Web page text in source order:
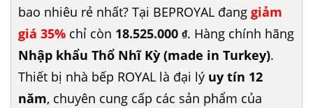
bao nhiêu rẻ nhất? Tại BEPROYAL đang giảm
giá 35% chỉ còn 18.525.000 ₫. Hàng chính hãng
Nhập khẩu Thổ Nhĩ Kỳ (made in Turkey).
Thiết bị nhà bếp ROYAL là đại lý uy tín 12
năm, chuyên cung cấp các sản phẩm của